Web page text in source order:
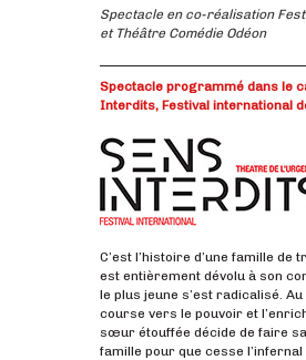
Spectacle en co-réalisation
et Théâtre Comédie Odéon
Spectacle programmé dans le
Interdits, Festival international
C’est l’histoire d’une famille de
est entièrement dévolu à son
le plus jeune s’est radicalisé.
course vers le pouvoir et
sœur étouffée décide de faire
famille pour que cesse